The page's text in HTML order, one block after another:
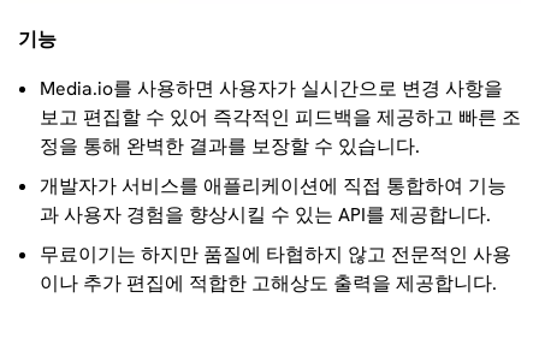
기능
Media.io를 사용하면 사용자가 실시간으로 변경 사항을
보고 편집할 수 있어 즉각적인 피드백을 제공하고 빠른 조
정을 통해 완벽한 결과를 보장할 수 있습니다.
개발자가 서비스를 애플리케이션에 직접 통합하여 기능
과 사용자 경험을 향상시킬 수 있는 API를 제공합니다.
무료이기는 하지만 품질에 타협하지 않고 전문적인 사용
이나 추가 편집에 적합한 고해상도 출력을 제공합니다.